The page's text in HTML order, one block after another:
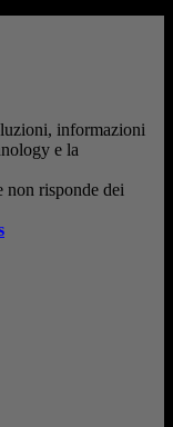
informazioni
e la
non risponde dei